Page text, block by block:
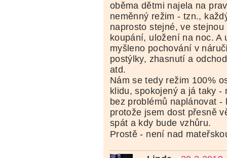
oběma dětmi najela na
neměnný režim - tzn.,
naprosto stejné, ve
koupání, uložení na noc. A
myšleno pochování v
postýlky, zhasnutí a
atd.
Nám se tedy režim 100%
klidu, spokojený a já taky -
bez problémů naplánovat -
protože jsem dost přesně
spát a kdy bude vzhůru.
Prostě - není nad